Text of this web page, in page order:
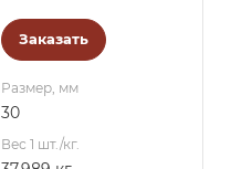
Заказать
Размер, мм
30
Вес 1 шт./кг.